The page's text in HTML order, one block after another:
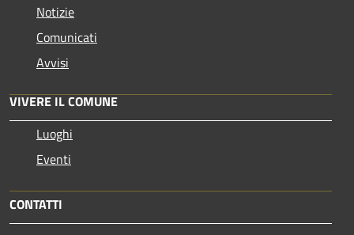
Notizie
Comunicati
Avvisi
VIVERE IL COMUNE
Luoghi
Eventi
CONTATTI